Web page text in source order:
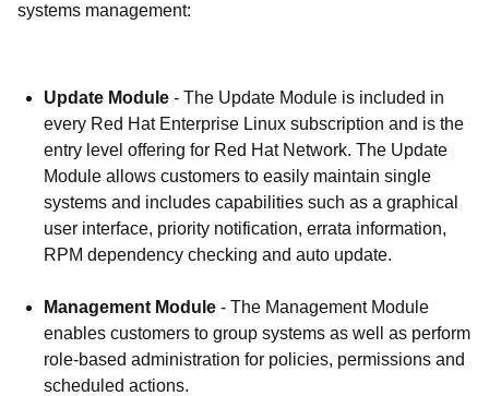
systems management:
Update Module - The Update Module is included in
every Red Hat Enterprise Linux subscription and is the
entry level offering for Red Hat Network. The Update
Module allows customers to easily maintain single
systems and includes capabilities such as a graphical
user interface, priority notification, errata information,
RPM dependency checking and auto update.
Management Module - The Management Module
enables customers to group systems as well as perform
role-based administration for policies, permissions and
scheduled actions.